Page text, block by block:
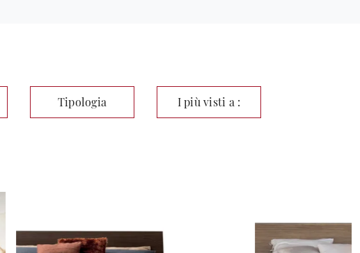
Tipologia I più visti a :